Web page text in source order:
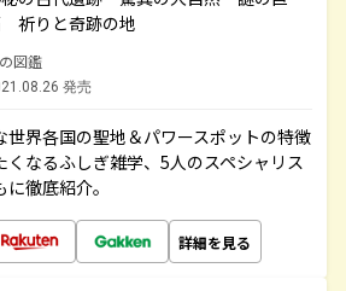
祈りと奇跡の地
図鑑
発売
世界各国の聖地＆パワースポットの特徴
くなるふしぎ雑学、5人のスペシャリス
徹底紹介。
詳細を見る